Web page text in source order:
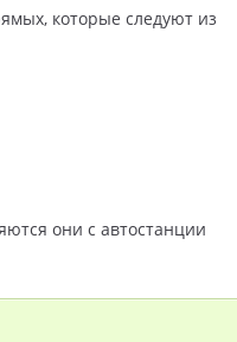
которые следуют из
они с автостанции